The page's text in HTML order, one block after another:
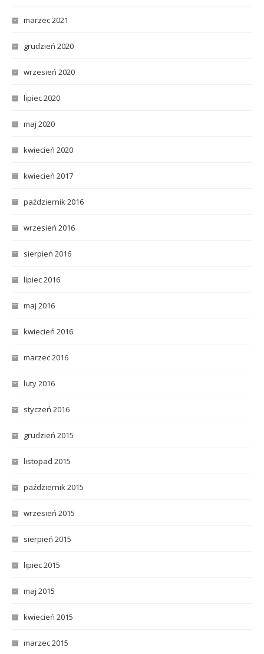
marzec 2021
grudzień 2020
wrzesień 2020
lipiec 2020
maj 2020
kwiecień 2020
kwiecień 2017
październik 2016
wrzesień 2016
sierpień 2016
lipiec 2016
maj 2016
kwiecień 2016
marzec 2016
luty 2016
styczeń 2016
grudzień 2015
listopad 2015
październik 2015
wrzesień 2015
sierpień 2015
lipiec 2015
maj 2015
kwiecień 2015
marzec 2015